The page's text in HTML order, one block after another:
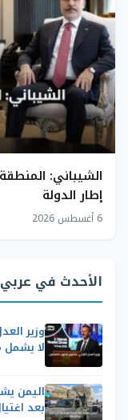
الشيباني:
إطار الدولة
6 أغسطس 2026
الأحدث في
وزير
لا يشمل
اليمن
بعد